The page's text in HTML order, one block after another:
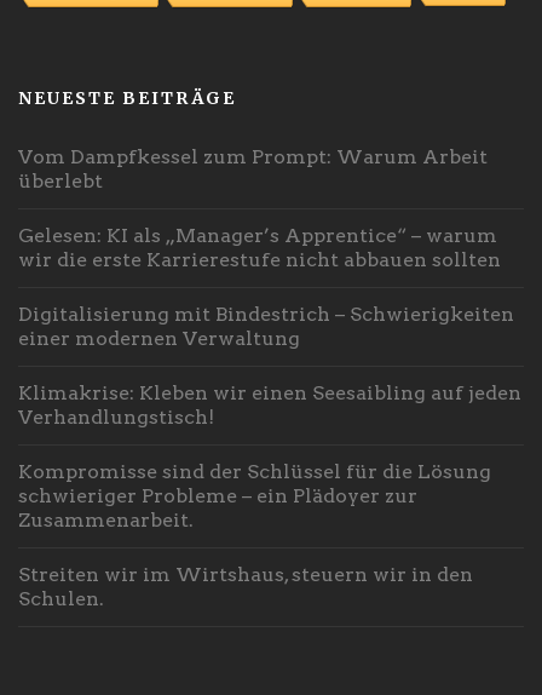
NEUESTE BEITRÄGE
Vom Dampfkessel zum Prompt: Warum Arbeit
überlebt
Gelesen: KI als „Manager’s Apprentice“ – warum
wir die erste Karrierestufe nicht abbauen sollten
Digitalisierung mit Bindestrich – Schwierigkeiten
einer modernen Verwaltung
Klimakrise: Kleben wir einen Seesaibling auf jeden
Verhandlungstisch!
Kompromisse sind der Schlüssel für die Lösung
schwieriger Probleme – ein Plädoyer zur
Zusammenarbeit.
Streiten wir im Wirtshaus, steuern wir in den
Schulen.